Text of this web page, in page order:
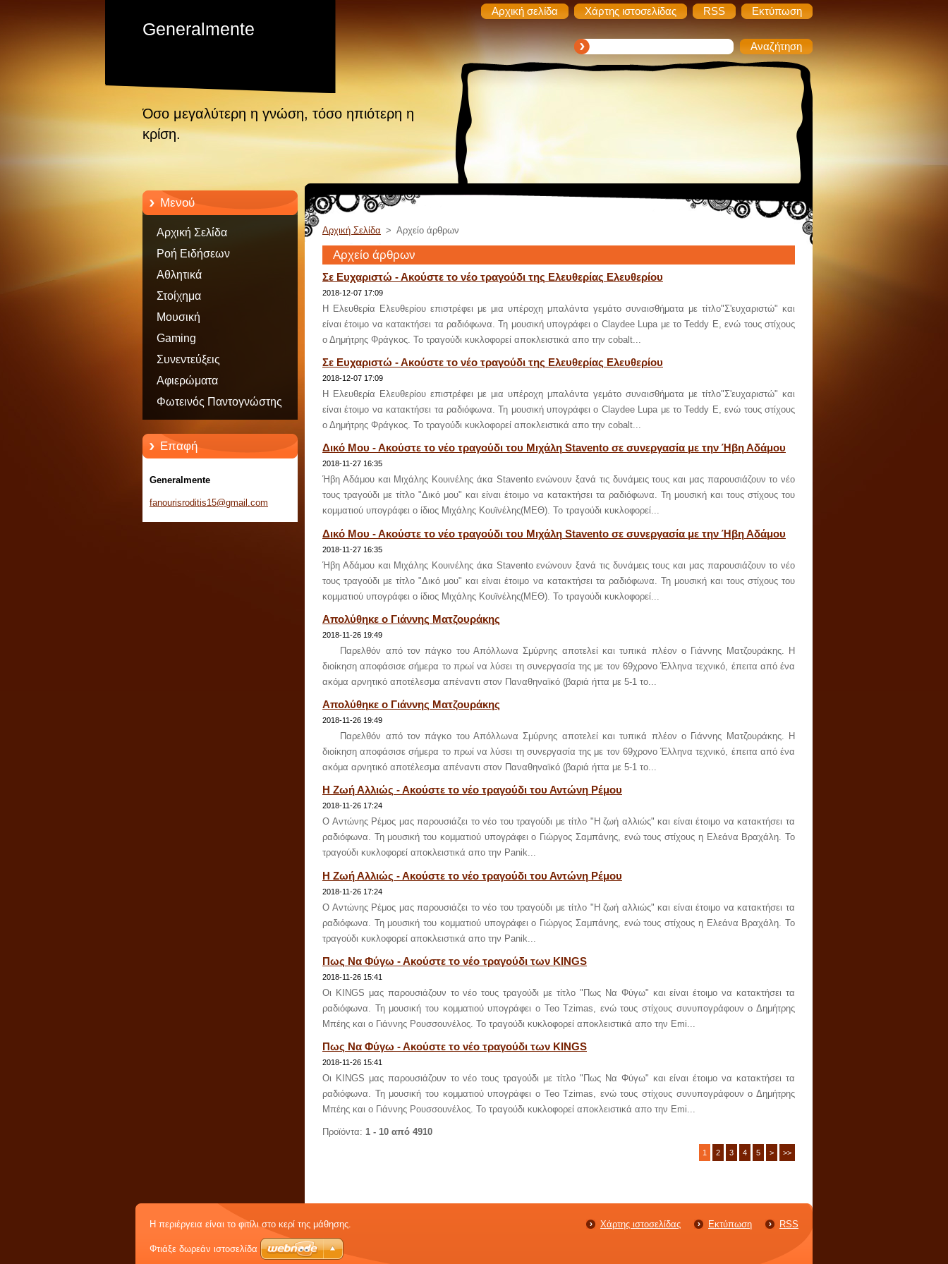
Αρχική σελίδα Χάρτης ιστοσελίδας RSS Εκτύπωση
Generalmente
Όσο μεγαλύτερη η γνώση, τόσο ηπιότερη η
κρίση.
Μενού
Αρχική Σελίδα
Ροή Ειδήσεων
Αθλητικά
Στοίχημα
Μουσική
Gaming
Συνεντεύξεις
Αφιερώματα
Φωτεινός Παντογνώστης
Επαφή
Generalmente
fanourisroditis15@gmail.com
Αρχική Σελίδα > Αρχείο άρθρων
Αρχείο άρθρων
Σε Ευχαριστώ - Ακούστε το νέο τραγούδι της Ελευθερίας Ελευθερίου
2018-12-07 17:09
Η Ελευθερία Ελευθερίου επιστρέφει με μια υπέροχη μπαλάντα γεμάτο συναισθήματα με τίτλο"Σ'ευχαριστώ" και
είναι έτοιμο να κατακτήσει τα ραδιόφωνα. Τη μουσική υπογράφει ο Claydee Lupa με το Teddy E, ενώ τους στίχους
ο Δημήτρης Φράγκος. Το τραγούδι κυκλοφορεί αποκλειστικά απο την cobalt...
Σε Ευχαριστώ - Ακούστε το νέο τραγούδι της Ελευθερίας Ελευθερίου
2018-12-07 17:09
Η Ελευθερία Ελευθερίου επιστρέφει με μια υπέροχη μπαλάντα γεμάτο συναισθήματα με τίτλο"Σ'ευχαριστώ" και
είναι έτοιμο να κατακτήσει τα ραδιόφωνα. Τη μουσική υπογράφει ο Claydee Lupa με το Teddy E, ενώ τους στίχους
ο Δημήτρης Φράγκος. Το τραγούδι κυκλοφορεί αποκλειστικά απο την cobalt...
Δικό Μου - Ακούστε το νέο τραγούδι του Μιχάλη Stavento σε συνεργασία με την Ήβη Αδάμου
2018-11-27 16:35
Ήβη Αδάμου και Μιχάλης Κουινέλης άκα Stavento ενώνουν ξανά τις δυνάμεις τους και μας παρουσιάζουν το νέο
τους τραγούδι με τίτλο "Δικό μου" και είναι έτοιμο να κατακτήσει τα ραδιόφωνα. Τη μουσική και τους στίχους του
κομματιού υπογράφει ο ίδιος Μιχάλης Κουϊνέλης(ΜΕΘ). Το τραγούδι κυκλοφορεί...
Δικό Μου - Ακούστε το νέο τραγούδι του Μιχάλη Stavento σε συνεργασία με την Ήβη Αδάμου
2018-11-27 16:35
Ήβη Αδάμου και Μιχάλης Κουινέλης άκα Stavento ενώνουν ξανά τις δυνάμεις τους και μας παρουσιάζουν το νέο
τους τραγούδι με τίτλο "Δικό μου" και είναι έτοιμο να κατακτήσει τα ραδιόφωνα. Τη μουσική και τους στίχους του
κομματιού υπογράφει ο ίδιος Μιχάλης Κουϊνέλης(ΜΕΘ). Το τραγούδι κυκλοφορεί...
Απολύθηκε ο Γιάννης Ματζουράκης
2018-11-26 19:49
Παρελθόν από τον πάγκο του Απόλλωνα Σμύρνης αποτελεί και τυπικά πλέον ο Γιάννης Ματζουράκης. Η
διοίκηση αποφάσισε σήμερα το πρωί να λύσει τη συνεργασία της με τον 69χρονο Έλληνα τεχνικό, έπειτα από ένα
ακόμα αρνητικό αποτέλεσμα απέναντι στον Παναθηναϊκό (βαριά ήττα με 5-1 το...
Απολύθηκε ο Γιάννης Ματζουράκης
2018-11-26 19:49
Παρελθόν από τον πάγκο του Απόλλωνα Σμύρνης αποτελεί και τυπικά πλέον ο Γιάννης Ματζουράκης. Η
διοίκηση αποφάσισε σήμερα το πρωί να λύσει τη συνεργασία της με τον 69χρονο Έλληνα τεχνικό, έπειτα από ένα
ακόμα αρνητικό αποτέλεσμα απέναντι στον Παναθηναϊκό (βαριά ήττα με 5-1 το...
Η Ζωή Αλλιώς - Ακούστε το νέο τραγούδι του Αντώνη Ρέμου
2018-11-26 17:24
Ο Αντώνης Ρέμος μας παρουσιάζει το νέο του τραγούδι με τίτλο "Η ζωή αλλιώς" και είναι έτοιμο να κατακτήσει τα
ραδιόφωνα. Τη μουσική του κομματιού υπογράφει ο Γιώργος Σαμπάνης, ενώ τους στίχους η Ελεάνα Βραχάλη. Το
τραγούδι κυκλοφορεί αποκλειστικά απο την Panik...
Η Ζωή Αλλιώς - Ακούστε το νέο τραγούδι του Αντώνη Ρέμου
2018-11-26 17:24
Ο Αντώνης Ρέμος μας παρουσιάζει το νέο του τραγούδι με τίτλο "Η ζωή αλλιώς" και είναι έτοιμο να κατακτήσει τα
ραδιόφωνα. Τη μουσική του κομματιού υπογράφει ο Γιώργος Σαμπάνης, ενώ τους στίχους η Ελεάνα Βραχάλη. Το
τραγούδι κυκλοφορεί αποκλειστικά απο την Panik...
Πως Να Φύγω - Ακούστε το νέο τραγούδι των KINGS
2018-11-26 15:41
Οι KINGS μας παρουσιάζουν το νέο τους τραγούδι με τίτλο "Πως Να Φύγω" και είναι έτοιμο να κατακτήσει τα
ραδιόφωνα. Τη μουσική του κομματιού υπογράφει ο Teo Tzimas, ενώ τους στίχους συνυπογράφουν ο Δημήτρης
Μπέης και ο Γιάννης Ρουσσουνέλος. Το τραγούδι κυκλοφορεί αποκλειστικά απο την Emi...
Πως Να Φύγω - Ακούστε το νέο τραγούδι των KINGS
2018-11-26 15:41
Οι KINGS μας παρουσιάζουν το νέο τους τραγούδι με τίτλο "Πως Να Φύγω" και είναι έτοιμο να κατακτήσει τα
ραδιόφωνα. Τη μουσική του κομματιού υπογράφει ο Teo Tzimas, ενώ τους στίχους συνυπογράφουν ο Δημήτρης
Μπέης και ο Γιάννης Ρουσσουνέλος. Το τραγούδι κυκλοφορεί αποκλειστικά απο την Emi...
Προϊόντα: 1 - 10 από 4910
1 2 3 4 5 > >>
Χάρτης ιστοσελίδας Εκτύπωση RSS
Η περιέργεια είναι το φιτίλι στο κερί της μάθησης.
Φτιάξε δωρεάν ιστοσελίδα